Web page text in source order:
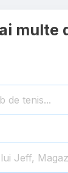
multe